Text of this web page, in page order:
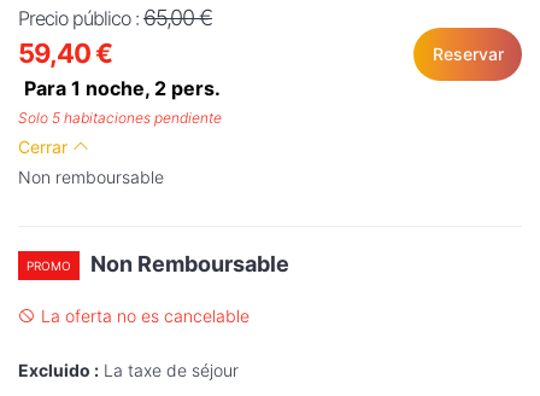
Precio público : 65,00 €
59,40 €
Para 1 noche, 2 pers.
Reservar
Solo 5 habitaciones pendiente
Cerrar
Non remboursable
PROMO Non Remboursable
La oferta no es cancelable
Excluido : La taxe de séjour